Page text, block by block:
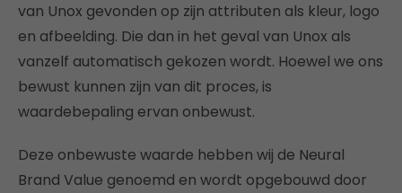
van Unox gevonden op zijn attributen als kleur, logo
en afbeelding. Die dan in het geval van Unox als
vanzelf automatisch gekozen wordt. Hoewel we ons
bewust kunnen zijn van dit proces, is
waardebepaling ervan onbewust.
Deze onbewuste waarde hebben wij de Neural
Brand Value genoemd en wordt opgebouwd door